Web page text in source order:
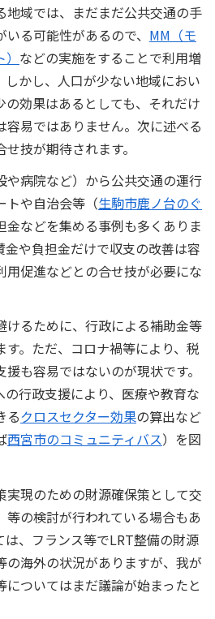
地域では、まだまだ公共交通の手
る可能性があるので、 MM（モ
などの実施をすることで利用増
かし、人口が少ない地域におい
の効果はあるとしても、それだけ
容易ではありません。次に述べる
技が期待されます。
病院など）から公共交通の運行
トや自治会等（生駒市鹿ノ台のぐ
金などを集める事例も多くありま
金や負担金だけで収支の改善は容
用促進などとの合せ技が必要にな
るために、行政による補助金等
。ただ、コロナ禍等により、税
も容易ではないのが現状です。
の行政支援により、医療や教育な
るクロスセクター効果の算出など
西宮市のコミュニティバス）を図
現のための財源確保策として交
等の検討が行われている場合もあ
は、フランス等でLRT整備の財源
の海外の状況がありますが、我が
ついてはまだ議論が始まったと